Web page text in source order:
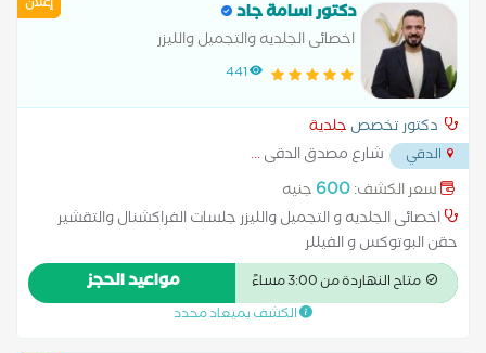
دكتور اسامة جاد
اخصائى الجلديه والتجميل والليزر
441
دكتور تخصص جلدية
الدقي شارع مصدق الدقى...
سعر الكشف:600 جنيه
اخصائى الجلديه و التجميل والليزر جلسات الفراكشنال والتقشير
حقن البوتوكس و الفيللر
متاح النهاردة من 3:00 مساءً مواعيد الحجز
الكشف بميعاد محدد